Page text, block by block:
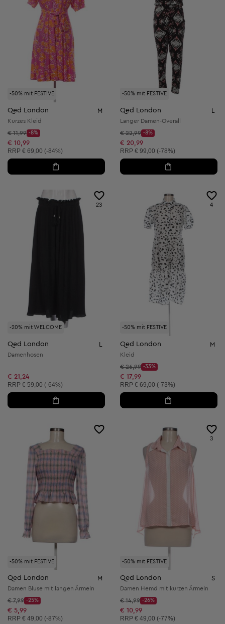
-50% mit FESTIVE
Qed London M
Kurzes Kleid
Startpreis:
€ 11,99
Discount Price:
-8%
Reduzierter Preis:
€ 10,99
Unverbindliche Preisempfehlung:
RRP € 69,00 (-84%)
-50% mit FESTIVE
Qed London L
Langer Damen-Overall
Startpreis:
€ 22,99
Discount Price:
-8%
Reduzierter Preis:
€ 20,99
Unverbindliche Preisempfehlung:
RRP € 99,00 (-78%)
-20% mit WELCOME
23
Qed London
Damenhosen
€ 21,24
Unverbindliche Preisempfehlung:
RRP € 59,00 (-64%)
-50% mit FESTIVE
4
Qed London M
Kleid
Startpreis:
€ 26,99
Discount Price:
-33%
Reduzierter Preis:
€ 17,99
Unverbindliche Preisempfehlung:
RRP € 69,00 (-73%)
-50% mit FESTIVE
Qed London M
Damen Bluse mit langen Ärmeln
Startpreis:
€ 7,99
Discount Price:
-25%
Reduzierter Preis:
€ 5,99
Unverbindliche Preisempfehlung:
RRP € 49,00 (-87%)
-50% mit FESTIVE
3
Qed London S
Damen Hemd mit kurzen Ärmeln
Startpreis:
€ 14,99
Discount Price:
-26%
Reduzierter Preis:
€ 10,99
Unverbindliche Preisempfehlung:
RRP € 49,00 (-77%)